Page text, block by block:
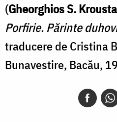
(Gheorghios S.
Porfirie. Părinte
traducere de Cristina
Bunavestire, Bacău,